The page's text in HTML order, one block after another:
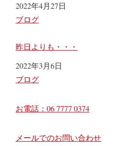
日付
2022年4月27日
関連理由
ブログ
昨日よりも・・・
日付
2022年3月6日
関連理由
ブログ
お電話：06 7777 0374
メールでのお問い合わせ